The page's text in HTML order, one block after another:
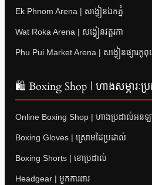
Ek Phnom Arena | សង្វៀនឯកភ្នំ
Wat Roka Arena | សង្វៀនវត្តរកា
Phu Pui Market Arena | សង្វៀនផ្សារភូ
🛍 Boxing Shop | ហាងសម្ភារៈប្
Online Boxing Shop | ហាងប្រដាល់អន
Boxing Gloves | ស្រោមដៃប្រដាល់
Boxing Shorts | ខោប្រដាល់
Headgear | មួកការពារ